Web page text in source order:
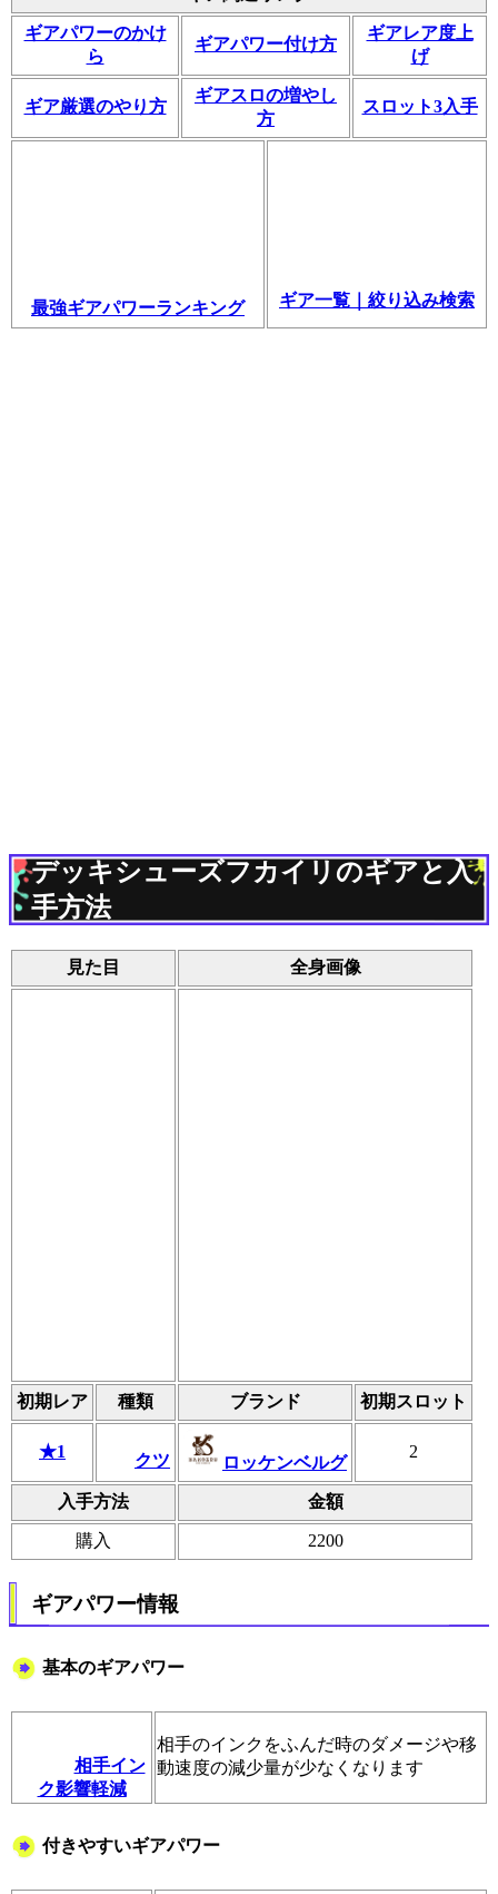
ギアパワーのかけ
ら
ギアパワー付け方
ギアレア度上
げ
ギア厳選のやり方
ギアスロの増やし
方
スロット3入手
最強ギアパワーランキング ギア一覧｜絞り込み検索
デッキシューズフカイリのギアと入
手方法
見た目 全身画像
初期レア 種類 ブランド 初期スロット
★1 クツ ロッケンベルグ
2
入手方法 金額
購入 2200
ギアパワー情報
基本のギアパワー
相手イン
ク影響軽減
相手のインクをふんだ時のダメージや移
動速度の減少量が少なくなります
付きやすいギアパワー